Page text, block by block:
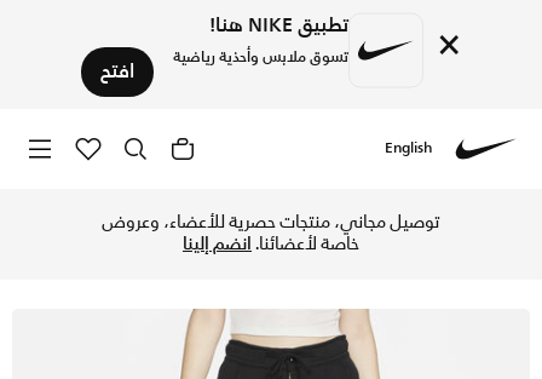
× تطبيق NIKE هنا!
تسوق ملابس وأحذية رياضية افتح
English
توصيل مجاني، منتجات حصرية للأعضاء، وعروض
خاصة لأعضائنا.انضم إلينا